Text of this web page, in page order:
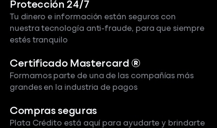
Protección 24/7
Tu dinero e información están seguros con
nuestra tecnología anti-fraude, para que siempre
estés tranquilo
Certificado Mastercard ®
Formamos parte de una de las compañías más
grandes en la industria de pagos
Compras seguras
Plata Crédito está aquí para ayudarte y brindarte